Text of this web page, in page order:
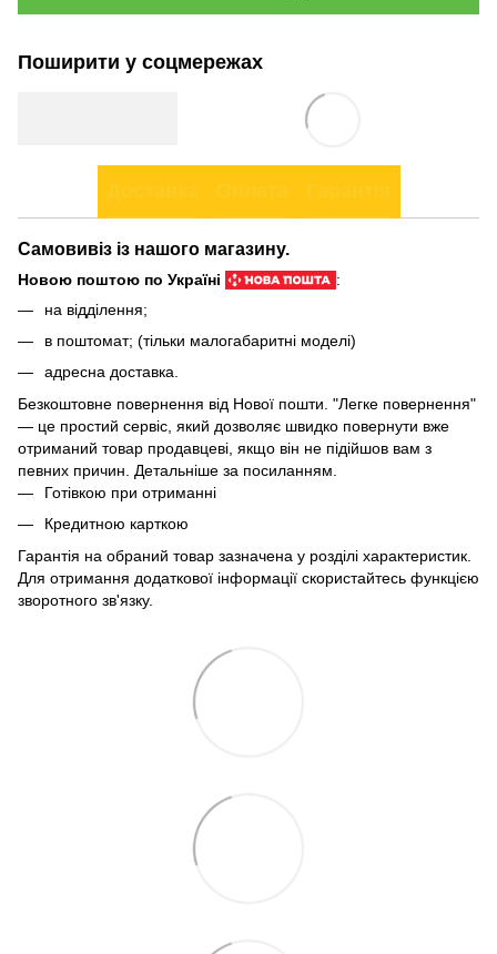
Поширити у соцмережах
Самовивіз із нашого магазину.
Новою поштою по Україні
:
на відділення;
в поштомат; (тільки малогабаритні моделі)
адресна доставка.
Безкоштовне повернення від Нової пошти. "Легке повернення"
— це простий сервіс, який дозволяє швидко повернути вже
отриманий товар продавцеві, якщо він не підійшов вам з
певних причин. Детальніше за посиланням
Готівкою при отриманні
Кредитною карткою
Гарантія на обраний товар зазначена у розділі характеристик.
Для отримання додаткової інформації скористайтесь функцією
зворотного зв'язку.